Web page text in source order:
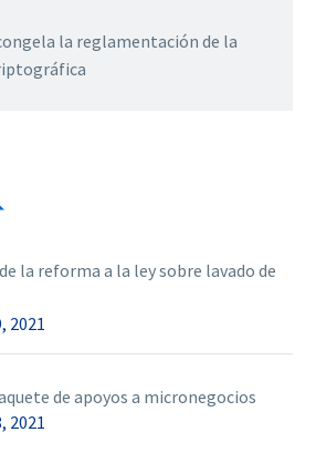
la reglamentación de la
la reforma a la ley sobre lavado de
2021
de apoyos a micronegocios
2021